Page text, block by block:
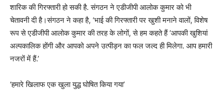
शारिक की गिरफ्तारी हो सकी है. संगठन ने एडीजीपी आलोक कुमार को भी
चेतावनी दी है।संगठन ने कहा है, ‘भाई की गिरफ्तारी पर खुशी मनाने वालों, विशेष
रूप से एडीजीपी आलोक कुमार की तरह के लोगों, से हम कहते हैं ‘आपकी खुशियां
अल्पकालिक होंगी और आपको अपने उत्पीड़न का फल जल्द ही मिलेगा. आप हमारी
नजरों में हैं.’
‘हमारे खिलाफ एक खुला युद्ध घोषित किया गया’